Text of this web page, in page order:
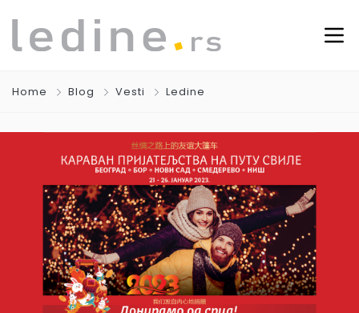
Home Blog Vesti Ledine